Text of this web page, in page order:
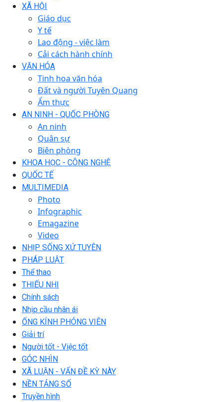
XÃ HỘI
Giáo dục
Y tế
Lao động - việc làm
Cải cách hành chính
VĂN HÓA
Tinh hoa văn hóa
Đất và người Tuyên Quang
Ẩm thực
AN NINH - QUỐC PHÒNG
An ninh
Quân sự
Biên phòng
KHOA HỌC - CÔNG NGHỆ
QUỐC TẾ
MULTIMEDIA
Photo
Infographic
Emagazine
Video
NHỊP SỐNG XỨ TUYÊN
PHÁP LUẬT
Thể thao
THIẾU NHI
Chính sách
Nhịp cầu nhân ái
ỐNG KÍNH PHÓNG VIÊN
Giải trí
Người tốt - Việc tốt
GÓC NHÌN
XÃ LUẬN - VẤN ĐỀ KỲ NÀY
NỀN TẢNG SỐ
Truyền hình